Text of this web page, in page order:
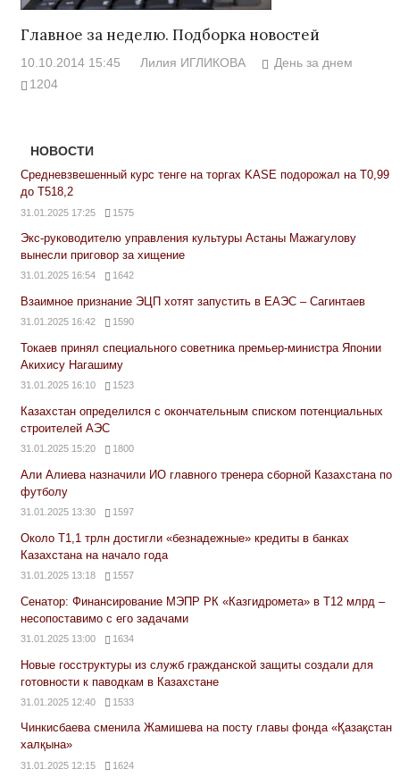
Главное за неделю. Подборка новостей
10.10.2014 15:45 Лилия ИГЛИКОВА
День за днем
1204
НОВОСТИ
Средневзвешенный курс тенге на торгах KASE подорожал на Т0,99
до Т518,2
31.01.2025 17:25 1575
Экс-руководителю управления культуры Астаны Мажагулову
вынесли приговор за хищение
31.01.2025 16:54 1642
Взаимное признание ЭЦП хотят запустить в ЕАЭС – Сагинтаев
31.01.2025 16:42 1590
Токаев принял специального советника премьер-министра Японии
Акихису Нагашиму
31.01.2025 16:10 1523
Казахстан определился с окончательным списком потенциальных
строителей АЭС
31.01.2025 15:20 1800
Али Алиева назначили ИО главного тренера сборной Казахстана по
футболу
31.01.2025 13:30 1597
Около Т1,1 трлн достигли «безнадежные» кредиты в банках
Казахстана на начало года
31.01.2025 13:18 1557
Сенатор: Финансирование МЭПР РК «Казгидромета» в Т12 млрд –
несопоставимо с его задачами
31.01.2025 13:00 1634
Новые госструктуры из служб гражданской защиты создали для
готовности к паводкам в Казахстане
31.01.2025 12:40 1533
Чинкисбаева сменила Жамишева на посту главы фонда «Қазақстан
халқына»
31.01.2025 12:15 1624